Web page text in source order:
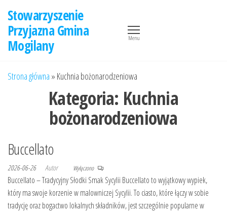
treści
Stowarzyszenie
Przyjazna Gmina
Mogilany
Menu
Strona główna » Kuchnia bożonarodzeniowa
Kategoria: Kuchnia
bożonarodzeniowa
Buccellato
2026-06-26 Autor Wyłączono
Buccellato – Tradycyjny Słodki Smak Sycylii Buccellato to wyjątkowy wypiek,
który ma swoje korzenie w malowniczej Sycylii. To ciasto, które łączy w sobie
tradycję oraz bogactwo lokalnych składników, jest szczególnie popularne w